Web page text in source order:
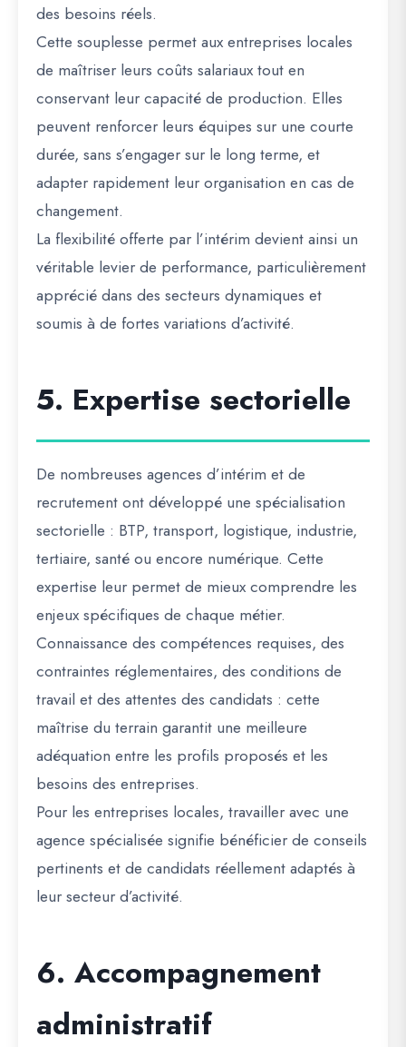
des besoins réels.
Cette souplesse permet aux entreprises locales
de maîtriser leurs coûts salariaux tout en
conservant leur capacité de production. Elles
peuvent renforcer leurs équipes sur une courte
durée, sans s’engager sur le long terme, et
adapter rapidement leur organisation en cas de
changement.
La flexibilité offerte par l’intérim devient ainsi un
véritable levier de performance, particulièrement
apprécié dans des secteurs dynamiques et
soumis à de fortes variations d’activité.
5. Expertise sectorielle
De nombreuses agences d’intérim et de
recrutement ont développé une spécialisation
sectorielle : BTP, transport, logistique, industrie,
tertiaire, santé ou encore numérique. Cette
expertise leur permet de mieux comprendre les
enjeux spécifiques de chaque métier.
Connaissance des compétences requises, des
contraintes réglementaires, des conditions de
travail et des attentes des candidats : cette
maîtrise du terrain garantit une meilleure
adéquation entre les profils proposés et les
besoins des entreprises.
Pour les entreprises locales, travailler avec une
agence spécialisée signifie bénéficier de conseils
pertinents et de candidats réellement adaptés à
leur secteur d’activité.
6. Accompagnement
administratif